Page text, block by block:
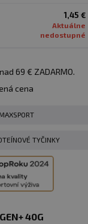
1,45 €
Aktuálne
nedostupné
69 € ZADARMO.
cena
TYČINKY
40G